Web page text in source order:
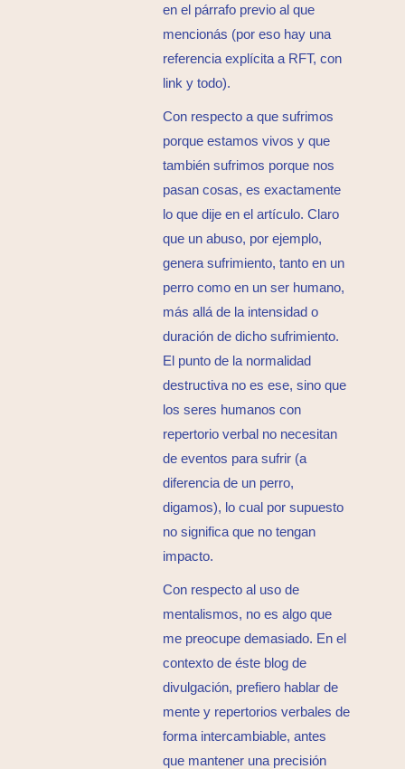
en el párrafo previo al que
mencionás (por eso hay una
referencia explícita a RFT, con
link y todo).
Con respecto a que sufrimos
porque estamos vivos y que
también sufrimos porque nos
pasan cosas, es exactamente
lo que dije en el artículo. Claro
que un abuso, por ejemplo,
genera sufrimiento, tanto en un
perro como en un ser humano,
más allá de la intensidad o
duración de dicho sufrimiento.
El punto de la normalidad
destructiva no es ese, sino que
los seres humanos con
repertorio verbal no necesitan
de eventos para sufrir (a
diferencia de un perro,
digamos), lo cual por supuesto
no significa que no tengan
impacto.
Con respecto al uso de
mentalismos, no es algo que
me preocupe demasiado. En el
contexto de éste blog de
divulgación, prefiero hablar de
mente y repertorios verbales de
forma intercambiable, antes
que mantener una precisión